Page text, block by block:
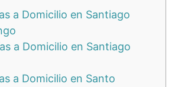
a Domicilio en Santiago
a Domicilio en Santiago
a Domicilio en Santo